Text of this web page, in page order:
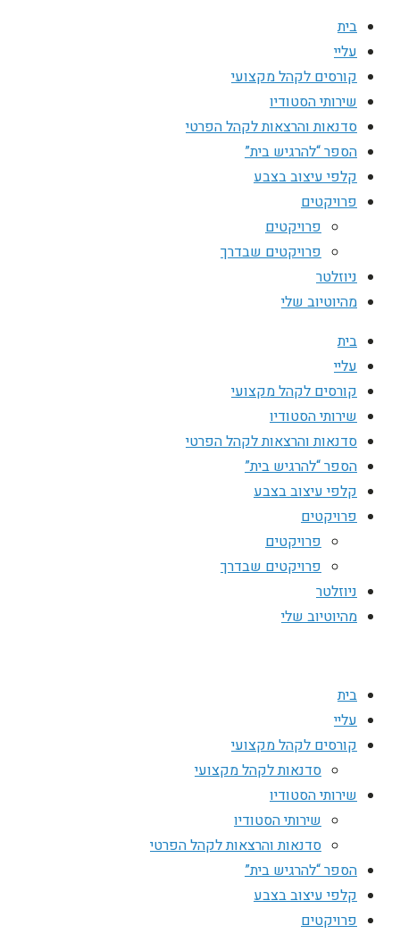
בית
עליי
קורסים לקהל מקצועי
שירותי הסטודיו
סדנאות והרצאות לקהל הפרטי
הספר “להרגיש בית”
קלפי עיצוב בצבע
פרויקטים
פרויקטים
פרויקטים שבדרך
ניוזלטר
מהיוטיוב שלי
בית
עליי
קורסים לקהל מקצועי
שירותי הסטודיו
סדנאות והרצאות לקהל הפרטי
הספר “להרגיש בית”
קלפי עיצוב בצבע
פרויקטים
פרויקטים
פרויקטים שבדרך
ניוזלטר
מהיוטיוב שלי
בית
עליי
קורסים לקהל מקצועי
סדנאות לקהל מקצועי
שירותי הסטודיו
שירותי הסטודיו
סדנאות והרצאות לקהל הפרטי
הספר “להרגיש בית”
קלפי עיצוב בצבע
פרויקטים